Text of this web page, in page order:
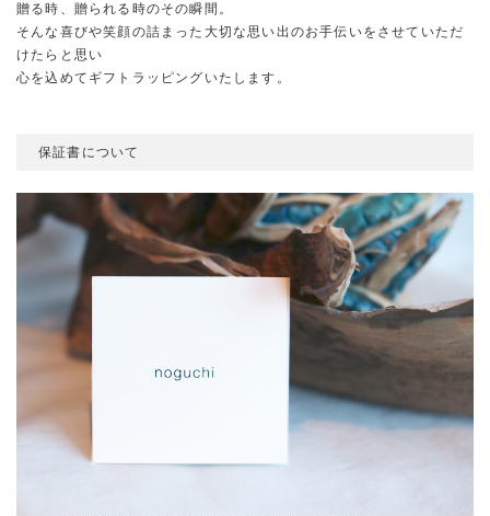
贈る時、贈られる時のその瞬間。
そんな喜びや笑顔の詰まった大切な思い出のお手伝いをさせていただ
けたらと思い
心を込めてギフトラッピングいたします。
保証書について